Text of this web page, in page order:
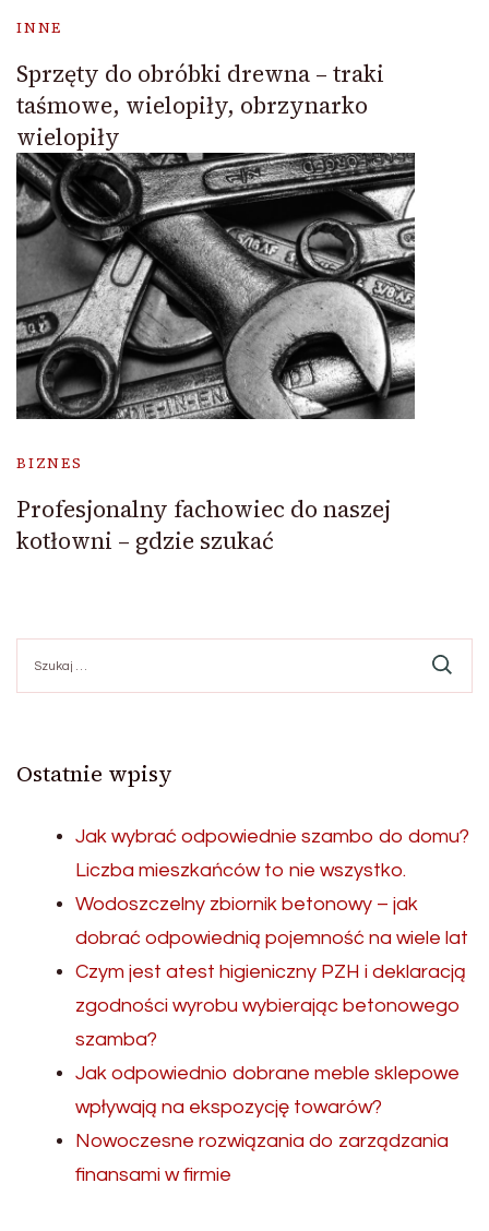
INNE
Sprzęty do obróbki drewna – traki
taśmowe, wielopiły, obrzynarko
wielopiły
BIZNES
Profesjonalny fachowiec do naszej
kotłowni – gdzie szukać
Ostatnie wpisy
Jak wybrać odpowiednie szambo do domu?
Liczba mieszkańców to nie wszystko.
Wodoszczelny zbiornik betonowy – jak
dobrać odpowiednią pojemność na wiele lat
Czym jest atest higieniczny PZH i deklaracją
zgodności wyrobu wybierając betonowego
szamba?
Jak odpowiednio dobrane meble sklepowe
wpływają na ekspozycję towarów?
Nowoczesne rozwiązania do zarządzania
finansami w firmie